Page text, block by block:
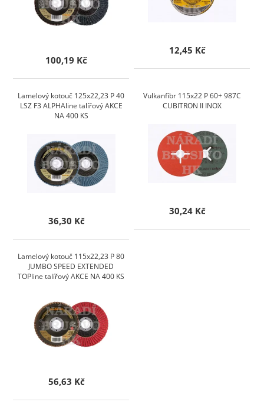
100,19 Kč
12,45 Kč
Lamelový kotouč 125x22,23 P 40
LSZ F3 ALPHAline talířový AKCE
NA 400 KS
36,30 Kč
Vulkanfíbr 115x22 P 60+ 987C
CUBITRON II INOX
30,24 Kč
Lamelový kotouč 115x22,23 P 80
JUMBO SPEED EXTENDED
TOPline talířový AKCE NA 400 KS
56,63 Kč